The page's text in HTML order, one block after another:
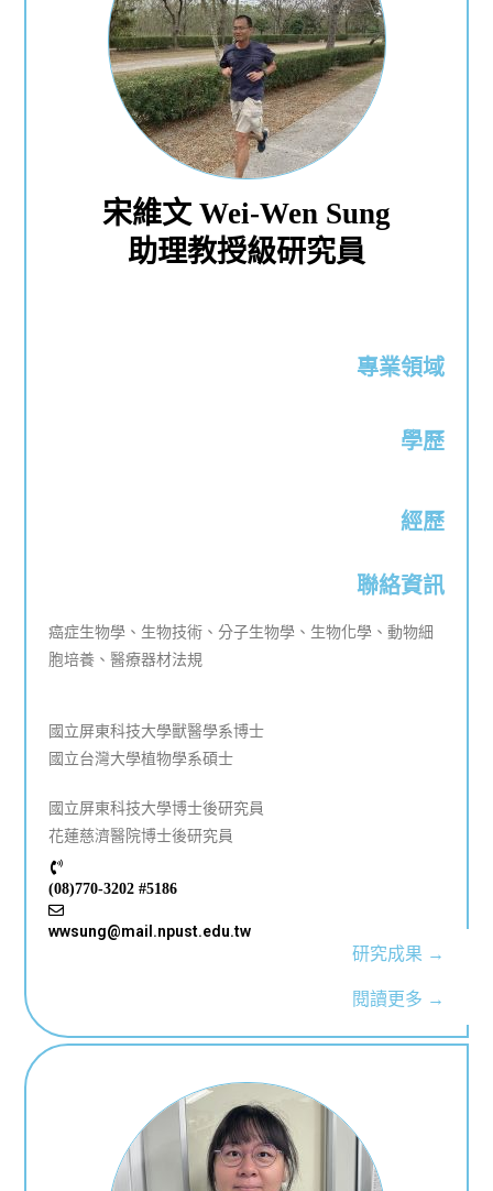
宋維文 Wei-Wen Sung
助理教授級研究員
專業領域
學歷
經歷
聯絡資訊
癌症生物學、生物技術、分子生物學、生物化學、動物細
胞培養、醫療器材法規
國立屏東科技大學獸醫學系博士
國立台灣大學植物學系碩士
國立屏東科技大學博士後研究員
花蓮慈濟醫院博士後研究員
(08)770-3202 #5186
wwsung@mail.npust.edu.tw
研究成果 →
閱讀更多 →